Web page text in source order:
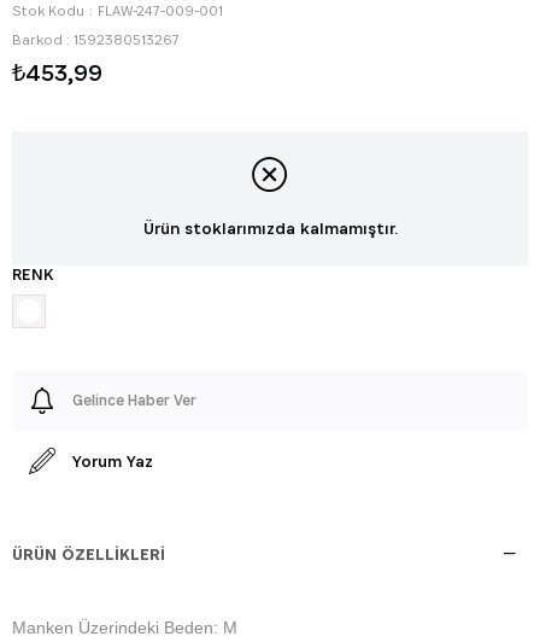
Stok Kodu
FLAW-247-009-001
Barkod : 1592380513267
₺453,99
Ürün stoklarımızda kalmamıştır.
RENK
Gelince Haber Ver
Yorum Yaz
ÜRÜN ÖZELLIKLERI
Manken Üzerindeki Beden: M